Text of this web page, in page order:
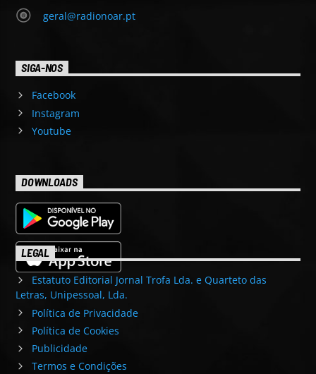
geral@radionoar.pt
SIGA-NOS
Facebook
Instagram
Youtube
DOWNLOADS
LEGAL
Estatuto Editorial Jornal Trofa Lda. e Quarteto das
Letras, Unipessoal, Lda.
Política de Privacidade
Política de Cookies
Publicidade
Termos e Condições